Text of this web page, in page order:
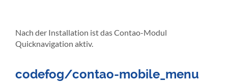
Nach der Installation ist das Contao-Modul
Quicknavigation aktiv.
codefog/contao-mobile_menu